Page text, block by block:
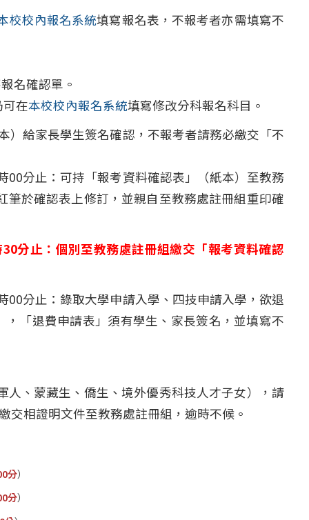
校校內報名系統填寫報名表，不報考者亦需填寫不
名確認單。
可在本校校內報名系統填寫修改分科報名科目。
）給家長學生簽名確認，不報考者請務必繳交「不
分止：可持「報考資料確認表」（紙本）至教務
於確認表上修訂，並親自至教務處註冊組重印確
分止：個別至教務處註冊組繳交「報考資料確認
分止：錄取大學申請入學、四技申請入學，欲退
「退費申請表」須有學生、家長簽名，並填寫不
、蒙藏生、僑生、境外優秀科技人才子女），請
交相證明文件至教務處註冊組，逾時不候。
分）
分）